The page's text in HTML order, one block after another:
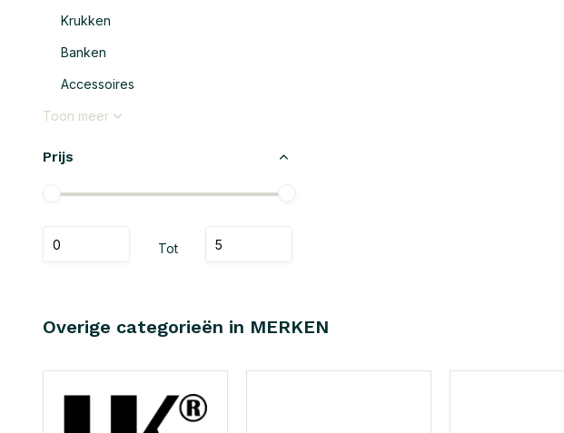
Krukken
Banken
Accessoires
Toon meer
Prijs
Tot
Overige categorieën in MERKEN